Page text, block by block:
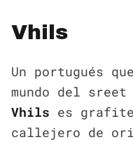
Vhils
Un portugués
mundo del
Vhils es
callejero de